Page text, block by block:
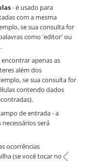
- é usado para
com a mesma
se sua consulta for
como 'editor' ou
apenas as
além dos
se sua consulta for
contendo dados
de entrada - a
será
ocorrências
(se você tocar no